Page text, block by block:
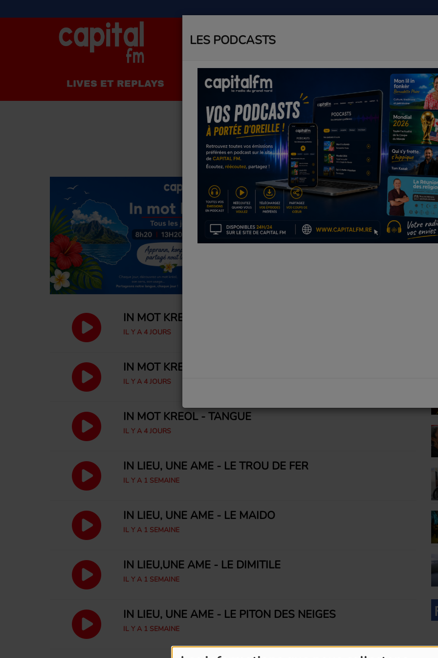
LIVES ET REPLAYS LA RADIO AGENDA
IN MOT KRÉOL - CHOUCHOU
IL Y A 4 JOURS
IN MOT KRÉOL - TI LAMP TI LAMP
IL Y A 4 JOURS
IN MOT KRÉOL - TANGUE
IL Y A 4 JOURS
IN LIEU, UNE ÂME - LE TROU DE FER
IL Y A 1 SEMAINE
IN LIEU, UNE ÂME - LE MAÏDO
IL Y A 1 SEMAINE
IN LIEU,UNE ÂME - LE DIMITILE
IL Y A 1 SEMAINE
IN LIEU, UNE ÂME - LE PITON DES NEIGES
IL Y A 1 SEMAINE
LES PODCASTS